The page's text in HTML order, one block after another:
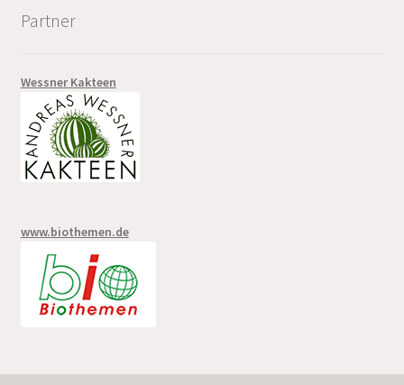
Partner
Wessner Kakteen
www.biothemen.de